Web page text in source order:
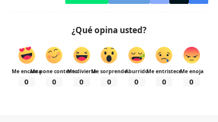
¿Qué opina usted?
Me encanta
0
Me pone contento
0
Me divierte
0
Me sorprende
0
Aburrido
0
Me entristece
0
Me enoja
0